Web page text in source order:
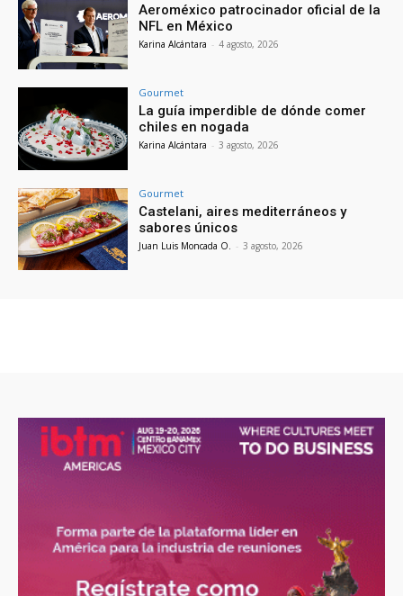
Aeroméxico patrocinador oficial de la
NFL en México
Karina Alcántara - 4 agosto, 2026
Gourmet
La guía imperdible de dónde comer
chiles en nogada
Karina Alcántara - 3 agosto, 2026
Gourmet
Castelani, aires mediterráneos y
sabores únicos
Juan Luis Moncada O. - 3 agosto, 2026